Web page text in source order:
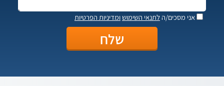
אני מסכים/הלתנאי השימושומדיניות הפרטיות